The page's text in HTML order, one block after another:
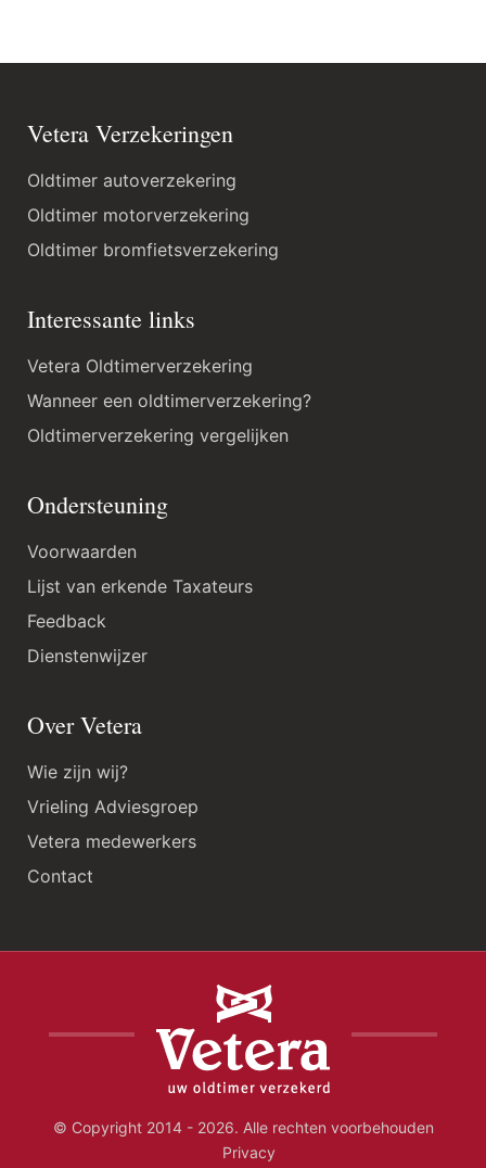
Vetera Verzekeringen
Oldtimer autoverzekering
Oldtimer motorverzekering
Oldtimer bromfietsverzekering
Interessante links
Vetera Oldtimerverzekering
Wanneer een oldtimerverzekering?
Oldtimerverzekering vergelijken
Ondersteuning
Voorwaarden
Lijst van erkende Taxateurs
Feedback
Dienstenwijzer
Over Vetera
Wie zijn wij?
Vrieling Adviesgroep
Vetera medewerkers
Contact
© Copyright 2014 - 2026. Alle rechten voorbehouden
Privacy